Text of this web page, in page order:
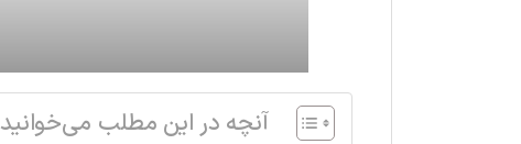
آنچه در این مطلب می‌خوانید